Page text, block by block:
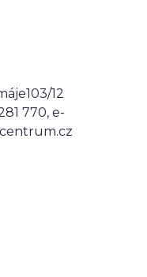
12
770, e-